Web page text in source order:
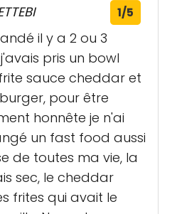
1/5
il y a 2 ou 3
pris un bowl
sauce cheddar et
pour être
honnête je n'ai
un fast food aussi
de toutes ma vie, la
sec, le cheddar
frites qui avait le